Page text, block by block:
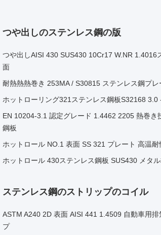
つや出しのステンレス鋼の版
つや出しAISI 430 SUS430 10Cr17 W.NR 1.4016
面
耐熱熱熱巻き 253MA / S30815 ステンレス鋼プレ
ホットローリング321ステンレス鋼板S32168
EN 10204-3.1 認定グレード 1.4462 2205 熱巻き
鋼板
ホットロール NO.1 表面 SS 321 プレート 高温
ホットロール 430ステンレス鋼板 SUS430 メタ
ステンレス鋼のストリップのコイル
ASTM A240 2D 表面 AISI 441 1.4509 自動車用
プ